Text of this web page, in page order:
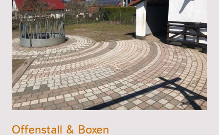
Offenstall & Boxen